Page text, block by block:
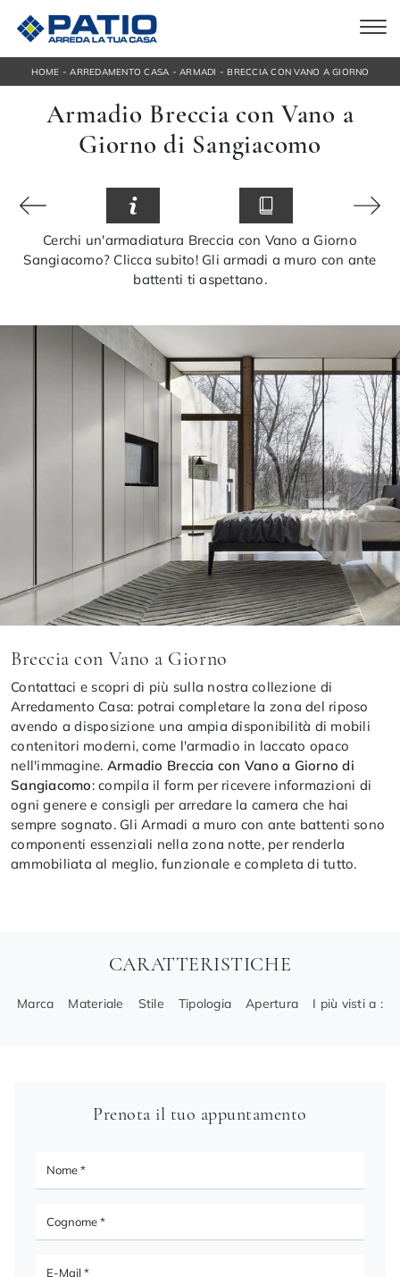
HOME -ARREDAMENTO CASA - ARMADI -BRECCIA CON VANO A GIORNO
Armadio Breccia con Vano a
Giorno di Sangiacomo
Cerchi un'armadiatura Breccia con Vano a Giorno
Sangiacomo? Clicca subito! Gli armadi a muro con ante
battenti ti aspettano.
Breccia con Vano a Giorno
Contattaci e scopri di più sulla nostra collezione di
Arredamento Casa: potrai completare la zona del riposo
avendo a disposizione una ampia disponibilità di mobili
contenitori moderni, come l'armadio in laccato opaco
nell'immagine. Armadio Breccia con Vano a Giorno di
Sangiacomo: compila il form per ricevere informazioni di
ogni genere e consigli per arredare la camera che hai
sempre sognato. Gli Armadi a muro con ante battenti sono
componenti essenziali nella zona notte, per renderla
ammobiliata al meglio, funzionale e completa di tutto.
CARATTERISTICHE
Marca Materiale Stile Tipologia Apertura I più visti a :
Prenota il tuo appuntamento